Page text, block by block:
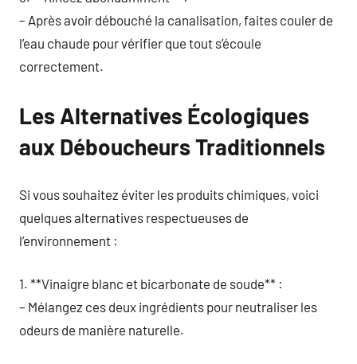
– Après avoir débouché la canalisation, faites couler de
l’eau chaude pour vérifier que tout s’écoule
correctement.
Les Alternatives Écologiques
aux Déboucheurs Traditionnels
Si vous souhaitez éviter les produits chimiques, voici
quelques alternatives respectueuses de
l’environnement :
1. **Vinaigre blanc et bicarbonate de soude** :
– Mélangez ces deux ingrédients pour neutraliser les
odeurs de manière naturelle.